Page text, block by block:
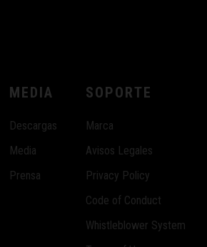
MEDIA
Descargas
Media
Prensa
SOPORTE
Marca
Avisos Legales
Privacy Policy
Code of Conduct
Whistleblower System